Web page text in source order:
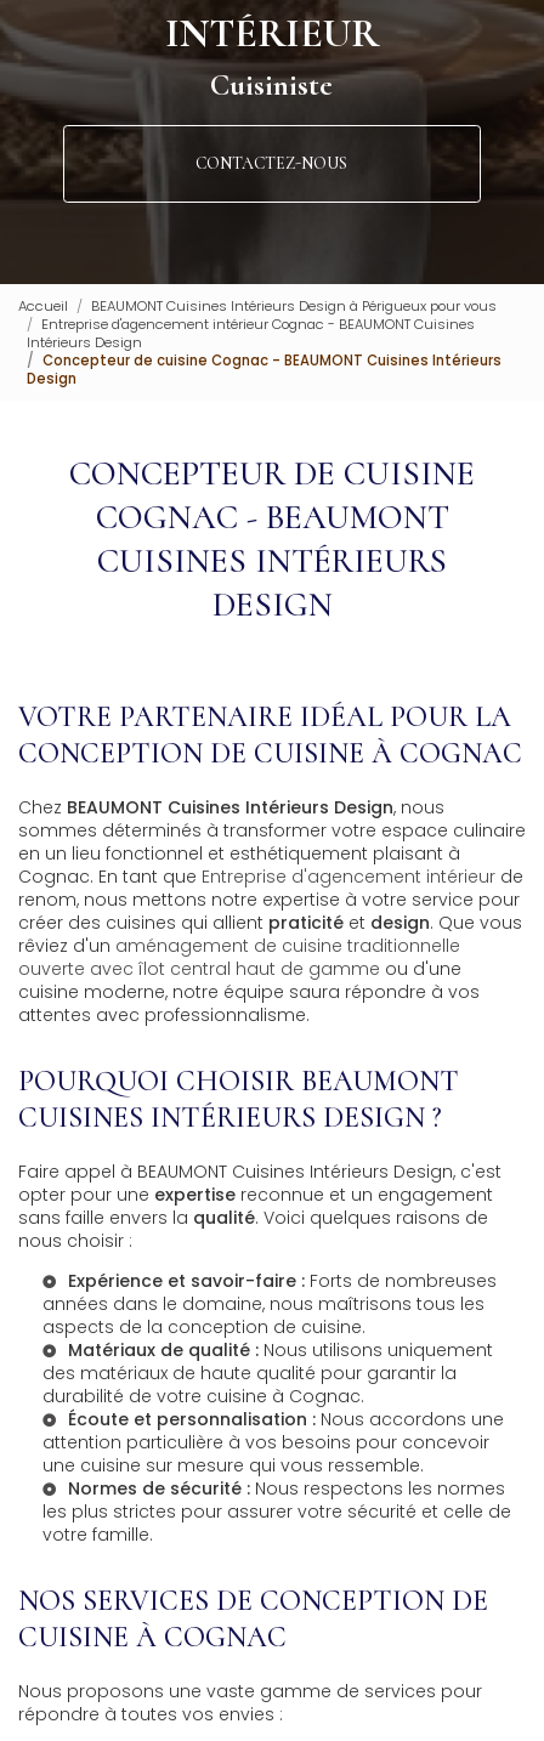
INTÉRIEUR
Cuisiniste
CONTACTEZ-NOUS
Accueil
BEAUMONT Cuisines Intérieurs Design à Périgueux pour vous
Entreprise d'agencement intérieur Cognac - BEAUMONT Cuisines
Intérieurs Design
Concepteur de cuisine Cognac - BEAUMONT Cuisines Intérieurs
Design
CONCEPTEUR DE CUISINE
COGNAC - BEAUMONT
CUISINES INTÉRIEURS
DESIGN
VOTRE PARTENAIRE IDÉAL POUR LA
CONCEPTION DE CUISINE À COGNAC
Chez BEAUMONT Cuisines Intérieurs Design, nous
sommes déterminés à transformer votre espace culinaire
en un lieu fonctionnel et esthétiquement plaisant à
Cognac. En tant que Entreprise d'agencement intérieur de
renom, nous mettons notre expertise à votre service pour
créer des cuisines qui allient praticité et design. Que vous
rêviez d'un aménagement de cuisine traditionnelle
ouverte avec îlot central haut de gamme ou d'une
cuisine moderne, notre équipe saura répondre à vos
attentes avec professionnalisme.
POURQUOI CHOISIR BEAUMONT
CUISINES INTÉRIEURS DESIGN ?
Faire appel à BEAUMONT Cuisines Intérieurs Design, c'est
opter pour une expertise reconnue et un engagement
sans faille envers la qualité. Voici quelques raisons de
nous choisir :
Expérience et savoir-faire : Forts de nombreuses
années dans le domaine, nous maîtrisons tous les
aspects de la conception de cuisine.
Matériaux de qualité : Nous utilisons uniquement
des matériaux de haute qualité pour garantir la
durabilité de votre cuisine à Cognac.
Écoute et personnalisation : Nous accordons une
attention particulière à vos besoins pour concevoir
une cuisine sur mesure qui vous ressemble.
Normes de sécurité : Nous respectons les normes
les plus strictes pour assurer votre sécurité et celle de
votre famille.
NOS SERVICES DE CONCEPTION DE
CUISINE À COGNAC
Nous proposons une vaste gamme de services pour
répondre à toutes vos envies :